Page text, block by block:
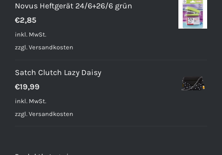
Novus Heftgerät 24/6+26/6 grün
€2,85
inkl. MwSt.
zzgl. Versandkosten
Satch Clutch Lazy Daisy
€19,99
inkl. MwSt.
zzgl. Versandkosten